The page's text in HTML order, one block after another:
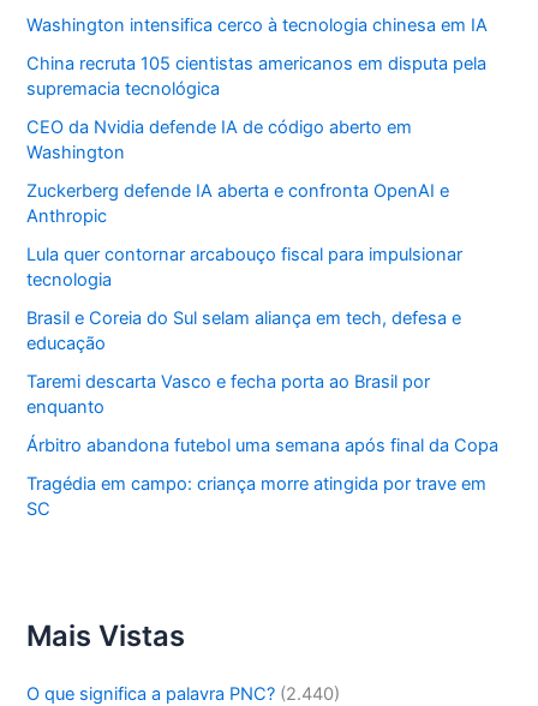
Washington intensifica cerco à tecnologia chinesa em IA
China recruta 105 cientistas americanos em disputa pela
supremacia tecnológica
CEO da Nvidia defende IA de código aberto em
Washington
Zuckerberg defende IA aberta e confronta OpenAI e
Anthropic
Lula quer contornar arcabouço fiscal para impulsionar
tecnologia
Brasil e Coreia do Sul selam aliança em tech, defesa e
educação
Taremi descarta Vasco e fecha porta ao Brasil por
enquanto
Árbitro abandona futebol uma semana após final da Copa
Tragédia em campo: criança morre atingida por trave em
SC
Mais Vistas
O que significa a palavra PNC? (2.440)